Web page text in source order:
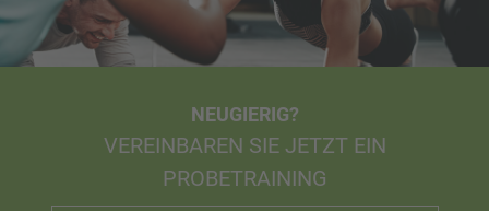
NEUGIERIG?
VEREINBAREN SIE JETZT EIN
PROBETRAINING